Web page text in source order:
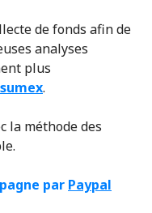
de fonds afin de
analyses
plus
.
la méthode des
par Paypal